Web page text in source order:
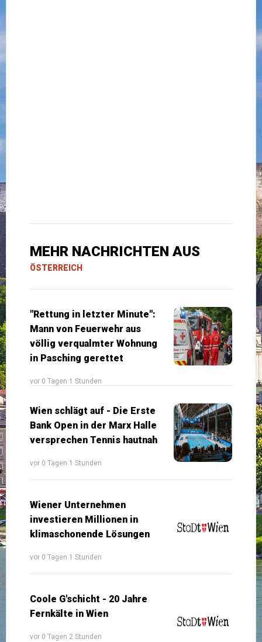
MEHR NACHRICHTEN AUS
ÖSTERREICH
"Rettung in letzter Minute":
Mann von Feuerwehr aus
völlig verqualmter Wohnung
in Pasching gerettet
vor 0 Tagen 1 Stunden
Wien schlägt auf - Die Erste
Bank Open in der Marx Halle
versprechen Tennis hautnah
vor 0 Tagen 1 Stunden
Wiener Unternehmen
investieren Millionen in
klimaschonende Lösungen
vor 0 Tagen 1 Stunden
Coole G'schicht - 20 Jahre
Fernkälte in Wien
vor 0 Tagen 2 Stunden